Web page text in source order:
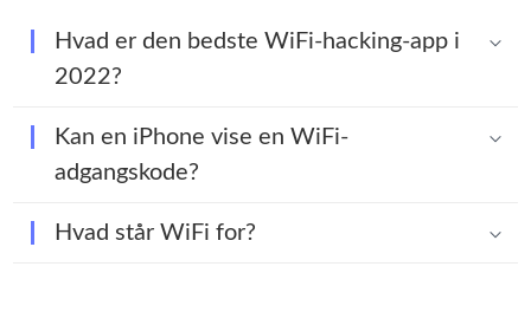
Hvad er den bedste WiFi-hacking-app i
2022?
Kan en iPhone vise en WiFi-
adgangskode?
Hvad står WiFi for?